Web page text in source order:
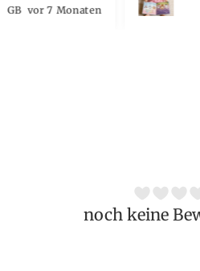
GB vor 7 Monaten
noch keine